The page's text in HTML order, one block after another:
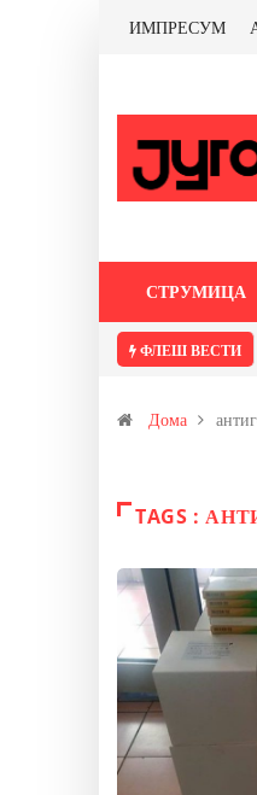
ИМПРЕСУМ
СТРУМИЦА
ФЛЕШ ВЕСТИ
Дома
TAGS :